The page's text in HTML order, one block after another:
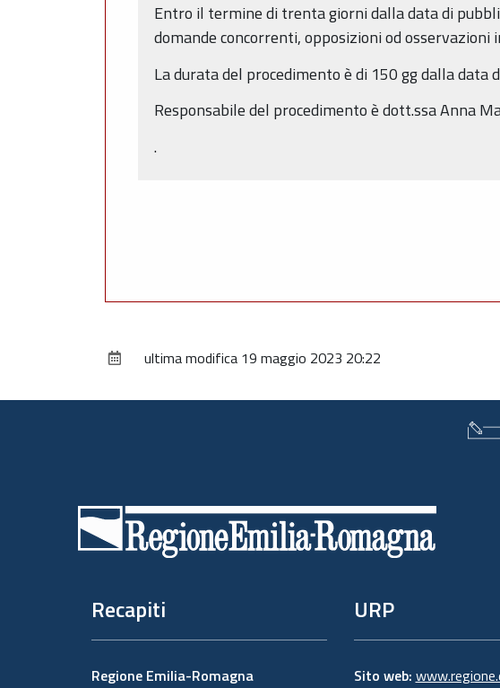
Entro il termine di trenta giorni dalla data di
domande concorrenti, opposizioni od
La durata del procedimento è di 150 gg dalla data
Responsabile del procedimento è dott.ssa Anna
.
ultima modifica 19 maggio 2023 20:22
Recapiti
Regione Emilia-Romagna
URP
Sito web: